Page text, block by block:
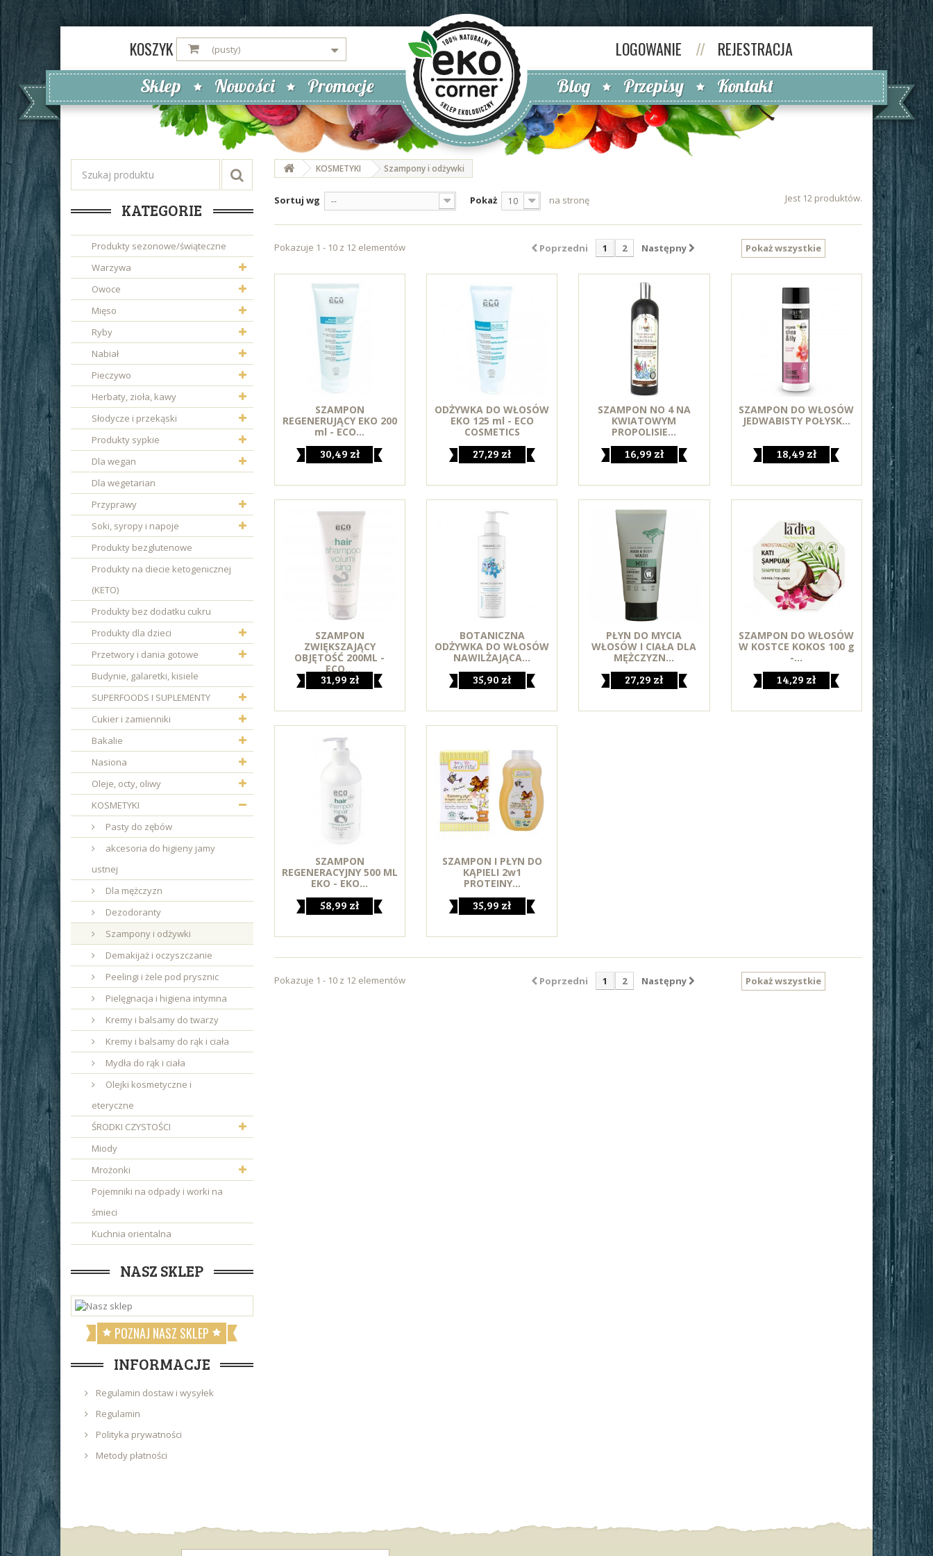
KOSZYK (pusty) LOGOWANIE // REJESTRACJA
Sklep Nowości Promocje Blog Przepisy Kontakt
KATEGORIE
Produkty sezonowe/świąteczne
Warzywa
Owoce
Mięso
Ryby
Nabiał
Pieczywo
Herbaty, zioła, kawy
Słodycze i przekąski
Produkty sypkie
Dla wegan
Dla wegetarian
Przyprawy
Soki, syropy i napoje
Produkty bezglutenowe
Produkty na diecie ketogenicznej
(KETO)
Produkty bez dodatku cukru
Produkty dla dzieci
Przetwory i dania gotowe
Budynie, galaretki, kisiele
SUPERFOODS I SUPLEMENTY
Cukier i zamienniki
Bakalie
Nasiona
Oleje, octy, oliwy
KOSMETYKI
Pasty do zębów
akcesoria do higieny jamy
ustnej
Dla mężczyzn
Dezodoranty
Szampony i odżywki
Demakijaż i oczyszczanie
Peelingi i żele pod prysznic
Pielęgnacja i higiena intymna
Kremy i balsamy do twarzy
Kremy i balsamy do rąk i ciała
Mydła do rąk i ciała
Olejki kosmetyczne i
eteryczne
ŚRODKI CZYSTOŚCI
Miody
Mrożonki
Pojemniki na odpady i worki na
śmieci
Kuchnia orientalna
NASZ SKLEP
POZNAJ NASZ SKLEP
INFORMACJE
Regulamin dostaw i wysyłek
Regulamin
Polityka prywatności
Metody płatności
KOSMETYKI Szampony i odżywki
Sortuj wg -- Pokaż 10 na stronę Jest 12 produktów.
Pokaż wszystkie
Poprzedni 1 2 Następny
Pokazuje 1 - 10 z 12 elementów
SZAMPON
REGENERUJĄCY EKO 200
ml - ECO...
30,49 zł
ODŻYWKA DO WŁOSÓW
EKO 125 ml - ECO
COSMETICS
27,29 zł
SZAMPON NO 4 NA
KWIATOWYM
PROPOLISIE...
16,99 zł
SZAMPON DO WŁOSÓW
JEDWABISTY POŁYSK...
18,49 zł
SZAMPON
ZWIĘKSZAJĄCY
OBJĘTOŚĆ 200ML -
ECO...
31,99 zł
BOTANICZNA
ODŻYWKA DO WŁOSÓW
NAWILŻAJĄCA...
35,90 zł
PŁYN DO MYCIA
WŁOSÓW I CIAŁA DLA
MĘŻCZYZN...
27,29 zł
SZAMPON DO WŁOSÓW
W KOSTCE KOKOS 100 g
-...
14,29 zł
SZAMPON
REGENERACYJNY 500 ML
EKO - EKO...
58,99 zł
SZAMPON I PŁYN DO
KĄPIELI 2w1
PROTEINY...
35,99 zł
Pokaż wszystkie
Poprzedni 1 2 Następny
Pokazuje 1 - 10 z 12 elementów